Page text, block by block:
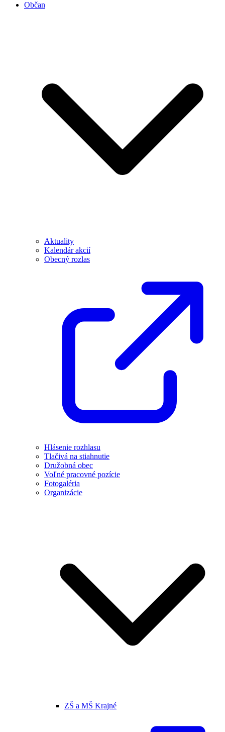
Občan
Aktuality
Kalendár akcií
Obecný rozlas
Hlásenie rozhlasu
Tlačivá na stiahnutie
Družobná obec
Voľné pracovné pozície
Fotogaléria
Organizácie
ZŠ a MŠ Krajné